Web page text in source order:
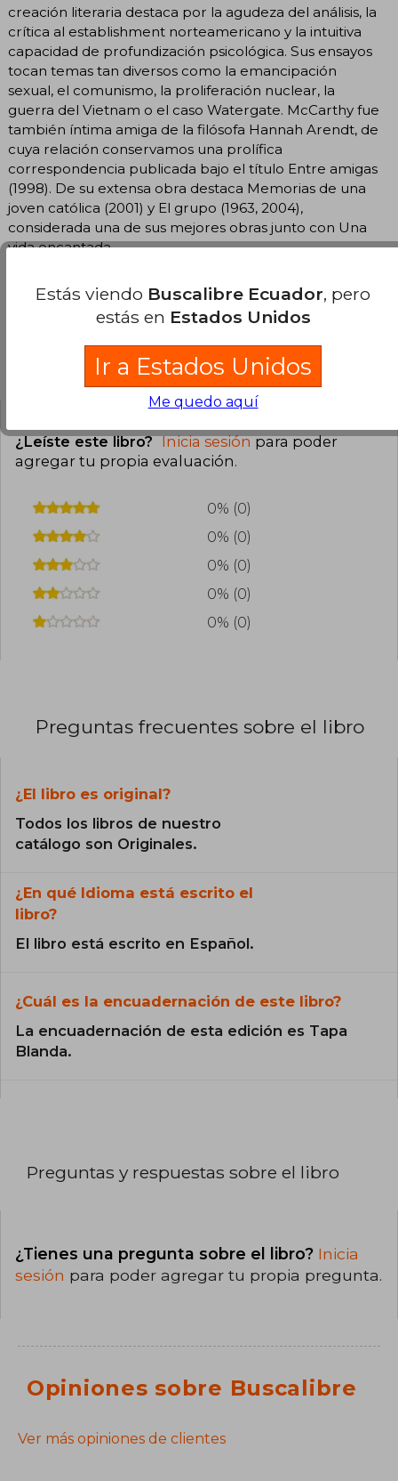
creación literaria destaca por la agudeza del análisis, la
crítica al establishment norteamericano y la intuitiva
capacidad de profundización psicológica. Sus ensayos
tocan temas tan diversos como la emancipación
sexual, el comunismo, la proliferación nuclear, la
guerra del Vietnam o el caso Watergate. McCarthy fue
también íntima amiga de la filósofa Hannah Arendt, de
cuya relación conservamos una prolífica
correspondencia publicada bajo el título Entre amigas
(1998). De su extensa obra destaca Memorias de una
joven católica (2001) y El grupo (1963, 2004),
considerada una de sus mejores obras junto con Una
vida encantada.
Opiniones del libro
¿Leíste este libro? Inicia sesiónpara poder
agregar tu propia evaluación.
0% (0)
0% (0)
0% (0)
0% (0)
0% (0)
Preguntas frecuentes sobre el libro
¿El libro es original?
Todos los libros de nuestro
catálogo son Originales.
¿En qué Idioma está escrito el
libro?
El libro está escrito en Español.
¿Cuál es la encuadernación de este libro?
La encuadernación de esta edición es Tapa
Blanda.
Preguntas y respuestas sobre el libro
¿Tienes una pregunta sobre el libro? Inicia
sesión para poder agregar tu propia pregunta.
Opiniones sobre Buscalibre
Ver más opiniones de clientes
Estás viendo Buscalibre Ecuador, pero
estás en Estados Unidos
Ir a Estados Unidos
Me quedo aquí